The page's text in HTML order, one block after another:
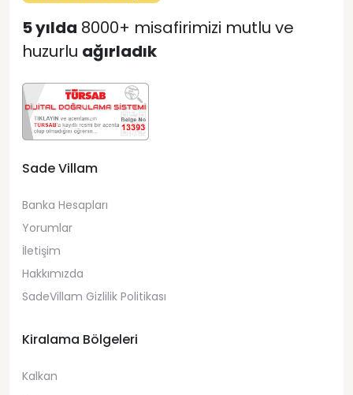
5 yılda 8000+ misafirimizi mutlu ve
huzurlu ağırladık
Sade Villam
Banka Hesapları
Yorumlar
İletişim
Hakkımızda
SadeVillam Gizlilik Politikası
Kiralama Bölgeleri
Kalkan